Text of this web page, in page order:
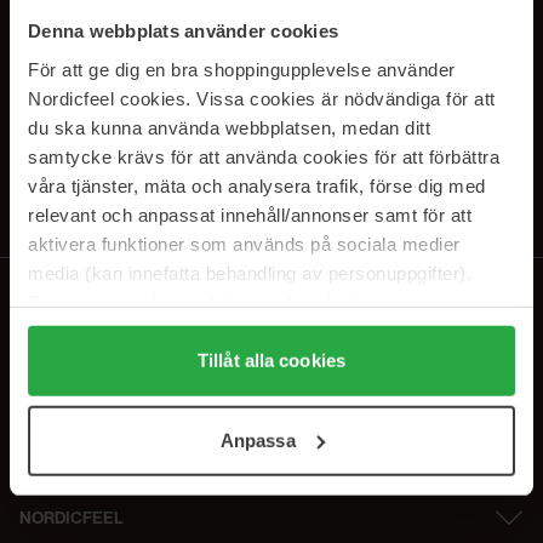
Denna webbplats använder cookies
För att ge dig en bra shoppingupplevelse använder
Nordicfeel cookies. Vissa cookies är nödvändiga för att
du ska kunna använda webbplatsen, medan ditt
samtycke krävs för att använda cookies för att förbättra
våra tjänster, mäta och analysera trafik, förse dig med
relevant och anpassat innehåll/annonser samt för att
aktivera funktioner som används på sociala medier
media (kan innefatta behandling av personuppgifter).
Genom att trycka på "Tillåt alla cookies" accepterar du
alla cookies, medan du under "Detaljer" kan anpassa
användningen av cookies. Du kan när som helst återkalla
samt vår Integritetspolicy.
Tillåt alla cookies
Anpassa
SUBSCRIBE TO OUR
NEWSLETTER
E-postadresse
Ved å abonnere godtar du vårpersonvernerklæring. Du kan melde deg
NORDICFEEL